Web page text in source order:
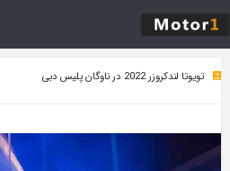
پلیس دبی